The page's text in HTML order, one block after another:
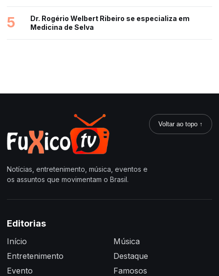
5
Dr. Rogério Welbert Ribeiro se especializa em
Medicina de Selva
Notícias, entretenimento, música, eventos e
os assuntos que movimentam o Brasil.
Voltar ao topo ↑
Editorias
Início
Entretenimento
Evento
Música
Destaque
Famosos